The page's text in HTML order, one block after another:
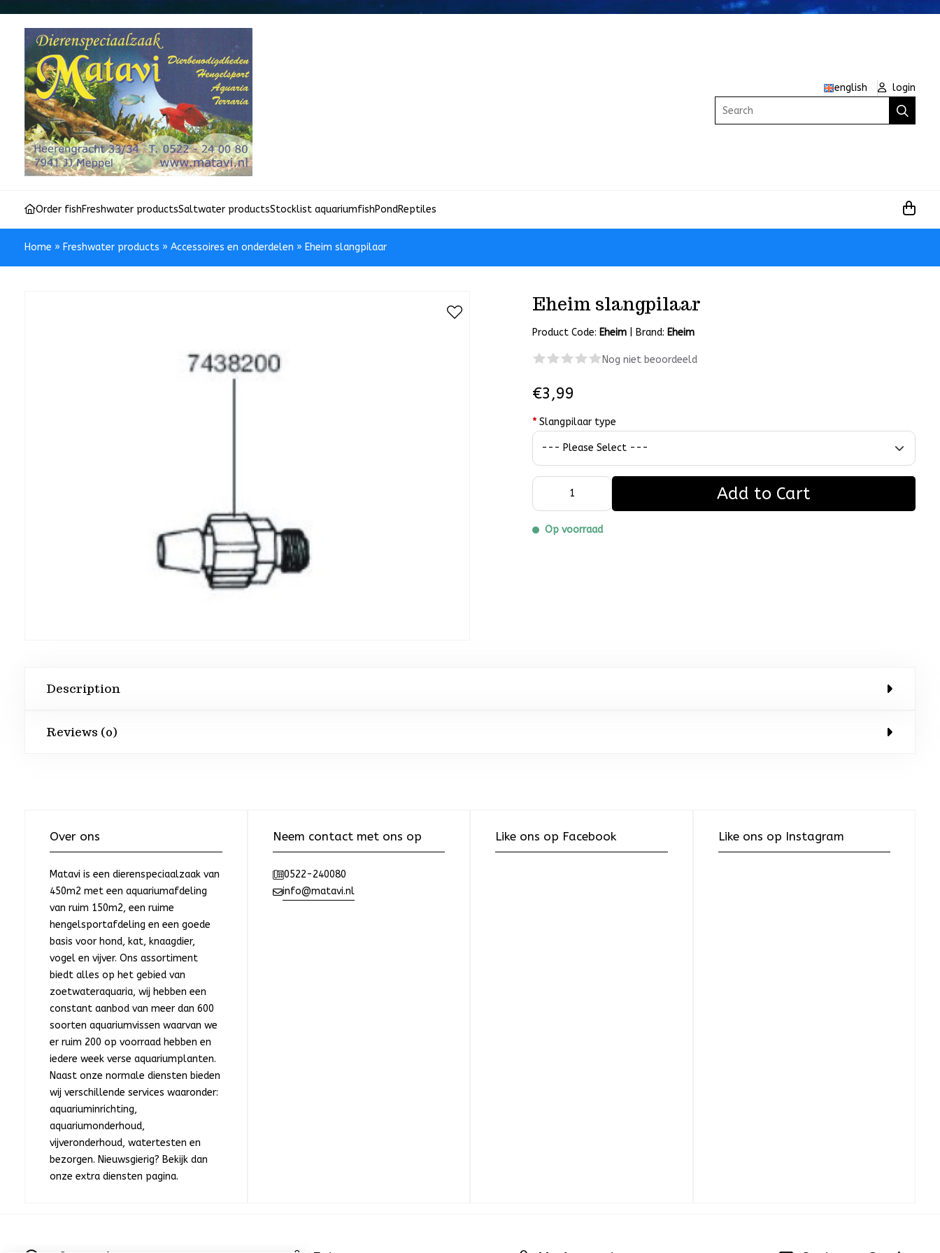
english
login
Search
Order fishFreshwater productsSaltwater productsStocklist aquariumfishPondReptiles
Home » Freshwater products » Accessoires en onderdelen » Eheim slangpilaar
Eheim slangpilaar
Product Code: Eheim Brand: Eheim
Nog niet beoordeeld
€3,99
* Slangpilaar type
Add to Cart
Op voorraad
Description
Reviews (0)
Over ons
Matavi is een dierenspeciaalzaak van
450m2 met een aquariumafdeling
van ruim 150m2, een ruime
hengelsportafdeling en een goede
basis voor hond, kat, knaagdier,
vogel en vijver. Ons assortiment
biedt alles op het gebied van
zoetwateraquaria, wij hebben een
constant aanbod van meer dan 600
soorten aquariumvissen waarvan we
er ruim 200 op voorraad hebben en
iedere week verse aquariumplanten.
Naast onze normale diensten bieden
wij verschillende services waaronder:
aquariuminrichting,
aquariumonderhoud,
vijveronderhoud, watertesten en
bezorgen. Nieuwsgierig? Bekijk dan
onze extra diensten pagina.
Neem contact met ons op
0522-240080
info@matavi.nl
Like ons op Facebook Like ons op Instagram